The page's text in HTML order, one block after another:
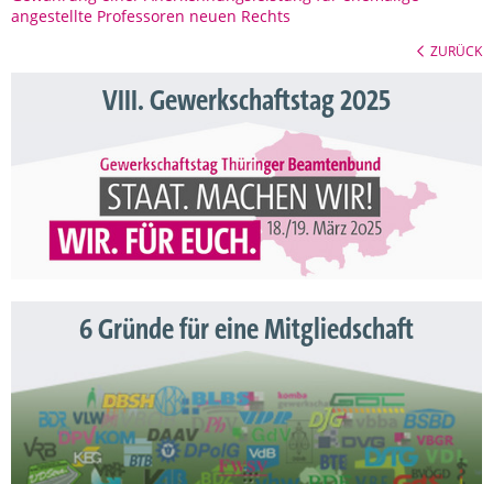
angestellte Professoren neuen Rechts
ZURÜCK
VIII. Gewerkschaftstag 2025
6 Gründe für eine Mitgliedschaft